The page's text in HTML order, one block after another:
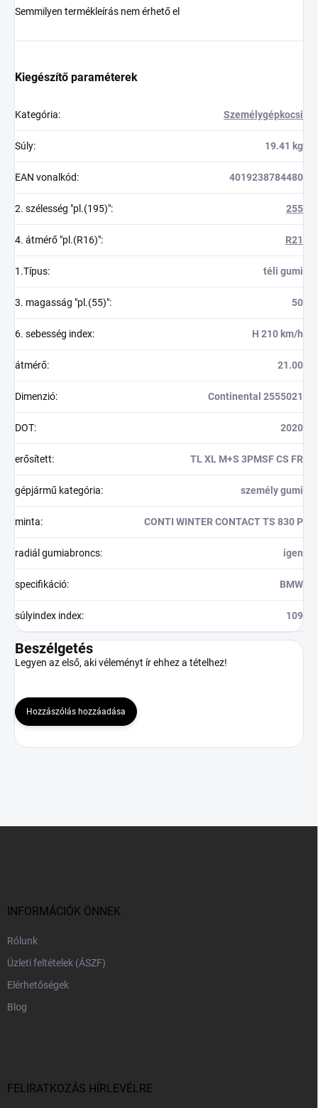
Semmilyen termékleírás nem érhető el
Kiegészítő paraméterek
Kategória: Személygépkocsi
Súly: 19.41 kg
EAN vonalkód: 4019238784480
2. szélesség "pl.(195)": 255
4. átmérő "pl.(R16)": R21
1.Típus: téli gumi
3. magasság "pl.(55)": 50
6. sebesség index: H 210 km/h
átmérő: 21.00
Dimenzió: Continental 2555021
DOT: 2020
erősített: TL XL M+S 3PMSF CS FR
gépjármű kategória: személy gumi
minta: CONTI WINTER CONTACT TS 830 P
radiál gumiabroncs: igen
specifikáció: BMW
súlyindex index: 109
Beszélgetés
Legyen az első, aki véleményt ír ehhez a tételhez!
Hozzászólás hozzáadása
INFORMÁCIÓK ÖNNEK
Rólunk
Üzleti feltételek (ÁSZF)
Elérhetőségek
Blog
FELIRATKOZÁS HÍRLEVÉLRE